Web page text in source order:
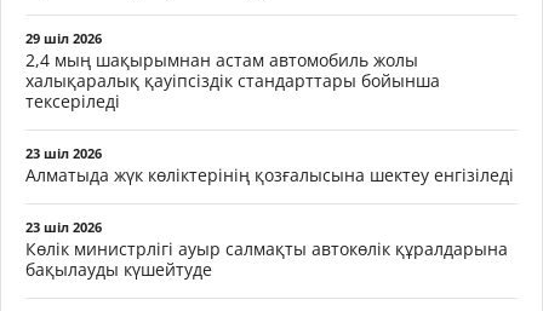
29 шіл 2026
2,4 мың шақырымнан астам автомобиль жолы
халықаралық қауіпсіздік стандарттары бойынша
тексеріледі
23 шіл 2026
Алматыда жүк көліктерінің қозғалысына шектеу енгізіледі
23 шіл 2026
Көлік министрлігі ауыр салмақты автокөлік құралдарына
бақылауды күшейтуде